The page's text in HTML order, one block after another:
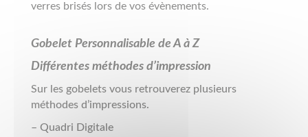
verres brisés lors de vos évènements.
Gobelet Personnalisable de A à Z
Différentes méthodes d’impression
Sur les gobelets vous retrouverez plusieurs
méthodes d’impressions.
– Quadri Digitale